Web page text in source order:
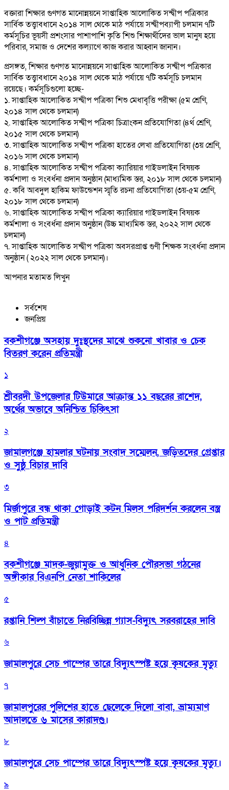
বক্তারা শিক্ষার গুণগত মানোন্নয়নে সাপ্তাহিক আলোকিত সন্দ্বীপ পত্রিকার
সার্বিক তত্ত্বাবধানে ২০১৪ সাল থেকে মাঠ পর্যায়ে সন্দ্বীপব্যাপী চলমান ৭টি
কর্মসূচির ভূয়সী প্রশংসার পাশাপাশি কৃতি শিশু শিক্ষার্থীদের ভাল মানুষ হয়ে
পরিবার, সমাজ ও দেশের কল্যাণে কাজ করার আহ্বান জানান।
প্রসঙ্গত, শিক্ষার গুণগত মানোন্নয়নে সাপ্তাহিক আলোকিত সন্দ্বীপ পত্রিকার
সার্বিক তত্ত্বাবধানে ২০১৪ সাল থেকে মাঠ পর্যায়ে ৭টি কর্মসূচি চলমান
রয়েছে। কর্মসূচিগুলো হচ্ছে-
১. সাপ্তাহিক আলোকিত সন্দ্বীপ পত্রিকা শিশু মেধাবৃত্তি পরীক্ষা (৫ম শ্রেণি,
২০১৪ সাল থেকে চলমান)
২. সাপ্তাহিক আলোকিত সন্দ্বীপ পত্রিকা চিত্রাংকন প্রতিযোগিতা (৪র্থ শ্রেণি,
২০১৫ সাল থেকে চলমান)
৩. সাপ্তাহিক আলোকিত সন্দ্বীপ পত্রিকা হাতের লেখা প্রতিযোগিতা (৩য় শ্রেণি,
২০১৬ সাল থেকে চলমান)
৪. সাপ্তাহিক আলোকিত সন্দ্বীপ পত্রিকা ক্যারিয়ার গাইডলাইন বিষয়ক
কর্মশালা ও সংবর্ধনা প্রদান অনুষ্ঠান (মাধ্যমিক স্তর, ২০১৮ সাল থেকে চলমান)
৫. কবি আবদুল হাকিম ফাউন্ডেশন স্মৃতি রচনা প্রতিযোগিতা (৩য়-৫ম শ্রেণি,
২০১৮ সাল থেকে চলমান)
৬. সাপ্তাহিক আলোকিত সন্দ্বীপ পত্রিকা ক্যারিয়ার গাইডলাইন বিষয়ক
কর্মশালা ও সংবর্ধনা প্রদান অনুষ্ঠান (উচ্চ মাধ্যমিক স্তর, ২০২২ সাল থেকে
চলমান)
৭. সাপ্তাহিক আলোকিত সন্দ্বীপ পত্রিকা অবসরপ্রাপ্ত গুণী শিক্ষক সংবর্ধনা প্রদান
অনুষ্ঠান ( ২০২২ সাল থেকে চলমান)।
আপনার মতামত লিখুন
সর্বশেষ
জনপ্রিয়
বকশীগঞ্জে অসহায় দুঃস্থদের মাঝে শুকনো খাবার ও চেক
বিতরণ করেন প্রতিমন্ত্রী
১
শ্রীবরদী উপজেলার টিউমারে আক্রান্ত ১১ বছরের রাশেদ,
অর্থের অভাবে অনিশ্চিত চিকিৎসা
২
জামালগঞ্জে হামলার ঘটনায় সংবাদ সম্মেলন, জড়িতদের গ্রেপ্তার
ও সুষ্ঠু বিচার দাবি
৩
মির্জাপুরে বন্ধ থাকা গোড়াই কটন মিলস পরিদর্শন করলেন বস্ত্র
ও পাট প্রতিমন্ত্রী
৪
বকশীগঞ্জে মাদক-জুয়ামুক্ত ও আধুনিক পৌরসভা গঠনের
অঙ্গীকার বিএনপি নেতা শাকিলের
৫
রপ্তানি শিল্প বাঁচাতে নিরবিচ্ছিন্ন গ্যাস-বিদ্যুৎ সরবরাহের দাবি
৬
জামালপুরে সেচ পাম্পের তারে বিদ্যুৎস্পষ্ট হয়ে কৃষকের মৃত্যু
৭
জামালপুরের পুলিশের হাতে ছেলেকে দিলো বাবা, ভ্রাম্যমাণ
আদালতে ৬ মাসের কারাদণ্ড।
৮
জামালপুরে সেচ পাম্পের তারে বিদ্যুৎস্পষ্ট হয়ে কৃষকের মৃত্যু।
৯